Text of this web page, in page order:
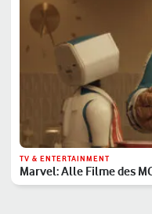
TV & ENTERTAINMENT
Marvel: Alle Filme des
Reihenfolge